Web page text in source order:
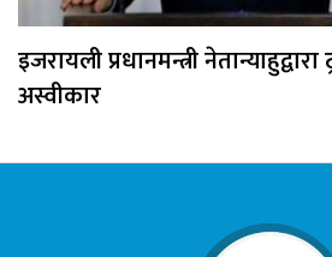
इजरायली प्रधानमन्त्री
अस्वीकार